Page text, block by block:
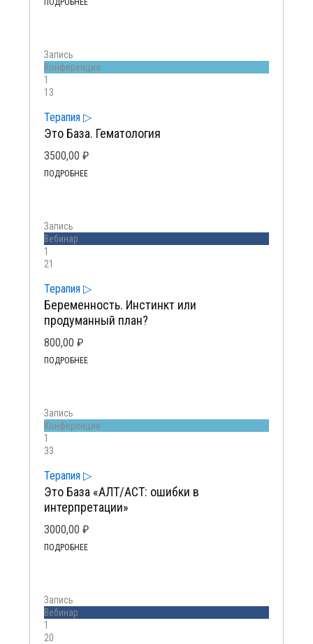
ПОДРОБНЕЕ
Запись
Kонференция
1
13
Терапия ▷
Это База. Гематология
3500,00 ₽
ПОДРОБНЕЕ
Запись
Вебинар
1
21
Терапия ▷
Беременность. Инстинкт или
продуманный план?
800,00 ₽
ПОДРОБНЕЕ
Запись
Kонференция
1
33
Терапия ▷
Это База «АЛТ/АСТ: ошибки в
интерпретации»
3000,00 ₽
ПОДРОБНЕЕ
Запись
Вебинар
1
20